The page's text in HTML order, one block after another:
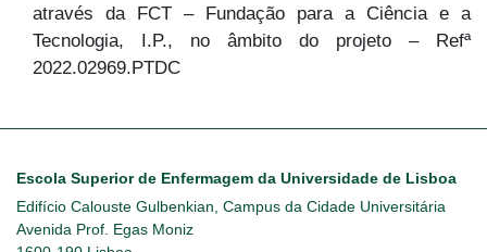
através da FCT – Fundação para a Ciência e a
Tecnologia, I.P., no âmbito do projeto – Refª
2022.02969.PTDC
Escola Superior de Enfermagem da Universidade de Lisboa
Edifício Calouste Gulbenkian, Campus da Cidade Universitária
Avenida Prof. Egas Moniz